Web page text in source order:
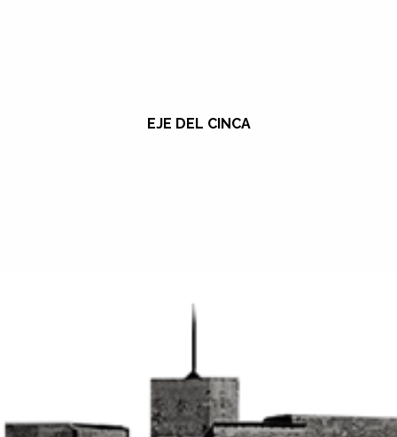
EJE DEL CINCA